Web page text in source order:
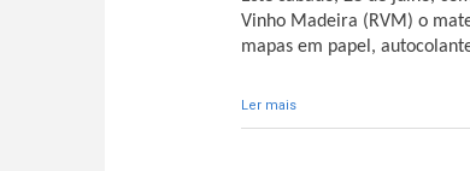
Vinho Madeira (RVM) o
mapas em papel,
Ler maisacerca de Entrega de